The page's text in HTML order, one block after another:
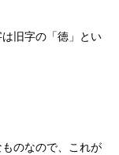
旧字の「徳」とい
のなので、これが